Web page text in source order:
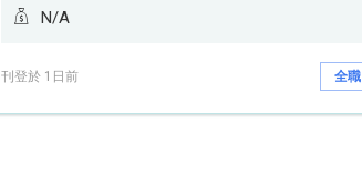
N/A
刊登於 1日前 全職